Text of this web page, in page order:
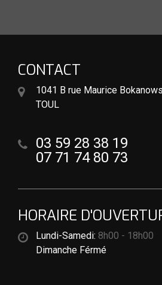
CONTACT
1041 B rue Maurice
TOUL
03 59 28 38 19
07 71 74 80 73
HORAIRE
Lundi-Samedi: 8h00 - 18h00
Dimanche Férmé